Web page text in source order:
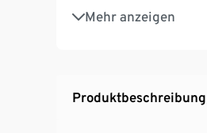
Mehr anzeigen
Tracklist:
1. Wir Kinder aus
5. Wir machen
Produktbeschreibung